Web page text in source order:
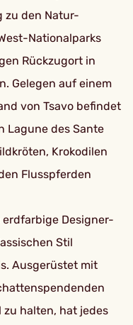
zu den Natur-
Nationalparks
Rückzugort in
Gelegen auf einem
von Tsavo befindet
Lagune des Sante
Krokodilen
Flusspferden
Designer-
Stil
Ausgerüstet mit
zu halten, hat jedes